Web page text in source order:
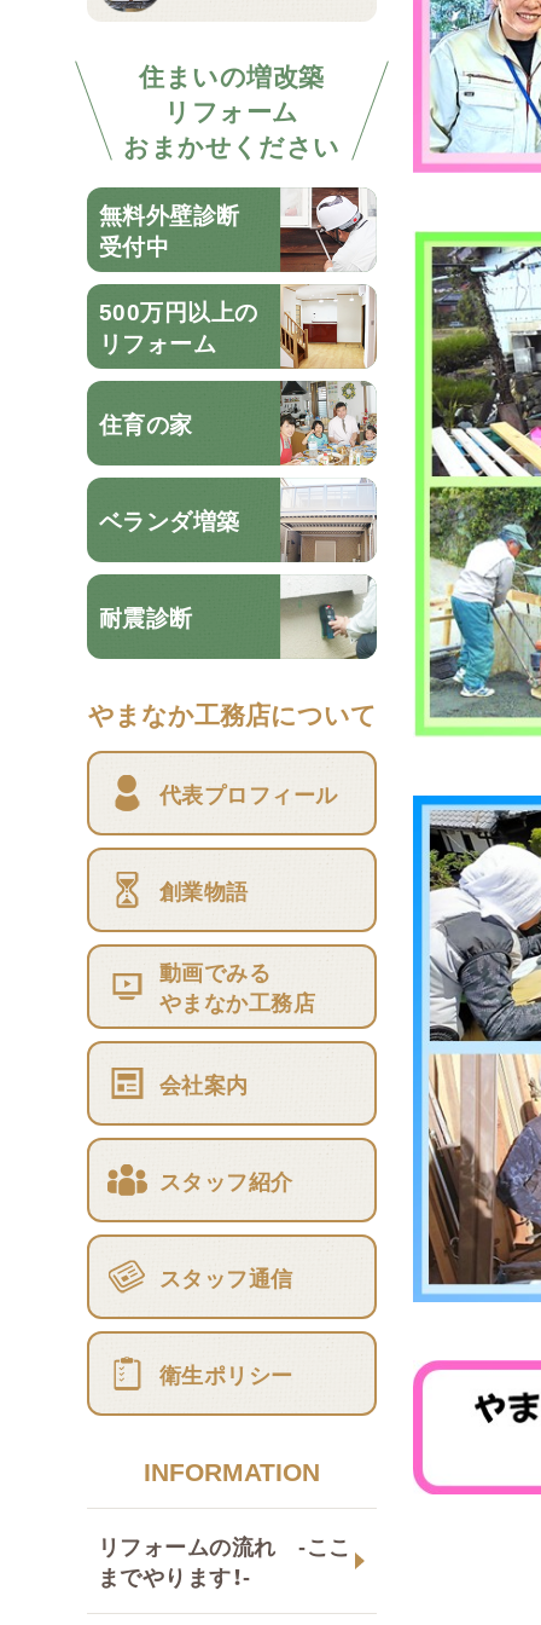
住まいの増改築
リフォーム
おまかせください
無料外壁診断
受付中
500万円以上の
リフォーム
住育の家
ベランダ増築
耐震診断
やまなか工務店について
代表プロフィール
創業物語
動画でみる
やまなか工務店
会社案内
スタッフ紹介
スタッフ通信
衛生ポリシー
INFORMATION
リフォームの流れ -ここ
までやります！-